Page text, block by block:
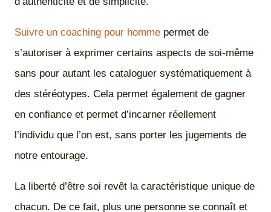
Suivre un coaching pour homme permet de
s’autoriser à exprimer certains aspects de soi-même
sans pour autant les cataloguer systématiquement à
des stéréotypes. Cela permet également de gagner
en confiance et permet d’incarner réellement
l’individu que l’on est, sans porter les jugements de
notre entourage.
La liberté d’être soi revêt la caractéristique unique de
chacun. De ce fait, plus une personne se connaît et